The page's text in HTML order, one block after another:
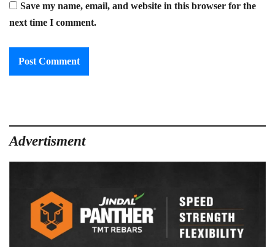
Save my name, email, and website in this browser for the
next time I comment.
Advertisment